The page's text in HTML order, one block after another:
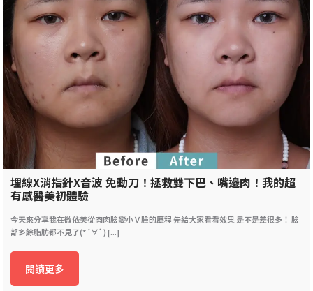
埋線X消指針X音波 免動刀！拯救雙下巴、嘴邊肉！我的超
有感醫美初體驗
今天來分享我在微依美從肉肉臉變小Ｖ臉的歷程 先給大家看看效果 是不是差很多！ 臉
部多餘脂肪都不見了(*´∀`) [...]
閱讀更多